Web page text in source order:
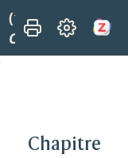
(1941)
Le
Chapitre IX.
Chapitre